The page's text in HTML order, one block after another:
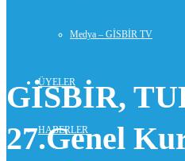
Medya – GİSBİR TV
ÜYELER
HABERLER
GİSBİR,
27.Genel